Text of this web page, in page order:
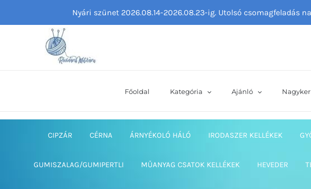
Főoldal Kategória Ajánló
CIPZÁR CÉRNA ÁRNYÉKOLÓ HÁLÓ IRODASZER KELLÉKEK
GUMISZALAG/GUMIPERTLI MŰANYAG CSATOK KELLÉKEK HEVEDER
Nyári szünet 2026.08.14-2026.08.23-ig. Utolsó csomagfeladás